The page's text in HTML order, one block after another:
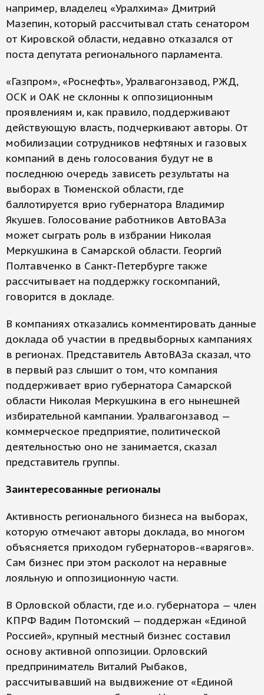
например, владелец «Уралхима» Дмитрий
Мазепин, который рассчитывал стать сенатором
от Кировской области, недавно отказался от
поста депутата регионального парламента.
«Газпром», «Роснефть», Уралвагонзавод, РЖД,
ОСК и ОАК не склонны к оппозиционным
проявлениям и, как правило, поддерживают
действующую власть, подчеркивают авторы. От
мобилизации сотрудников нефтяных и газовых
компаний в день голосования будут не в
последнюю очередь зависеть результаты на
выборах в Тюменской области, где
баллотируется врио губернатора Владимир
Якушев. Голосование работников АвтоВАЗа
может сыграть роль в избрании Николая
Меркушкина в Самарской области. Георгий
Полтавченко в Санкт-Петербурге также
рассчитывает на поддержку госкомпаний,
говорится в докладе.
В компаниях отказались комментировать данные
доклада об участии в предвыборных кампаниях
в регионах. Представитель АвтоВАЗа сказал, что
в первый раз слышит о том, что компания
поддерживает врио губернатора Самарской
области Николая Меркушкина в его нынешней
избирательной кампании. Уралвагонзавод —
коммерческое предприятие, политической
деятельностью оно не занимается, сказал
представитель группы.
Заинтересованные регионалы
Активность регионального бизнеса на выборах,
которую отмечают авторы доклада, во многом
объясняется приходом губернаторов-«варягов».
Сам бизнес при этом расколот на неравные
лояльную и оппозиционную части.
В Орловской области, где и.о. губернатора — член
КПРФ Вадим Потомский — поддержан «Единой
Россией», крупный местный бизнес составил
основу активной оппозиции. Орловский
предприниматель Виталий Рыбаков,
рассчитывавший на выдвижение от «Единой